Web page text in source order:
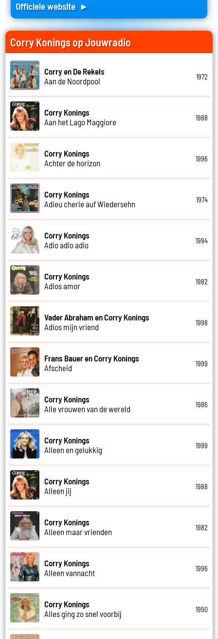
Officiele website ►
Corry Konings op Jouwradio
Corry en De Rekels
Aan de Noordpool
1972
Corry Konings
Aan het Lago Maggiore
1988
Corry Konings
Achter de horizon
1996
Corry Konings
Adieu cherie auf Wiedersehn
1974
Corry Konings
Adio adio adio
1994
Corry Konings
Adios amor
1982
Vader Abraham en Corry Konings
Adios mijn vriend
1998
Frans Bauer en Corry Konings
Afscheid
1999
Corry Konings
Alle vrouwen van de wereld
1986
Corry Konings
Alleen en gelukkig
1999
Corry Konings
Alleen jij
1988
Corry Konings
Alleen maar vrienden
1982
Corry Konings
Alleen vannacht
1996
Corry Konings
Alles ging zo snel voorbij
1990